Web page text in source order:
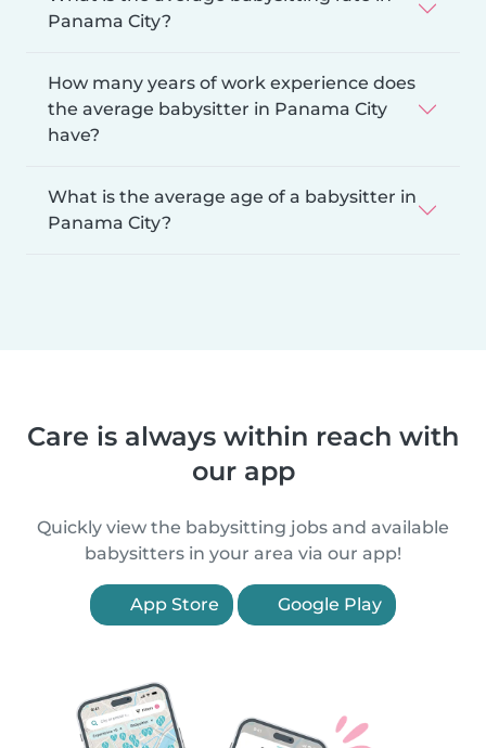
Panama City?
How many years of work experience does
the average babysitter in Panama City
have?
What is the average age of a babysitter in
Panama City?
Care is always within reach with
our app
Quickly view the babysitting jobs and available
babysitters in your area via our app!
App Store Google Play